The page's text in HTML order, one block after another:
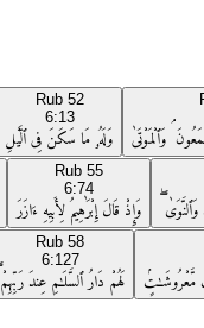
Rub 52
6:13
وَلَهُۥ مَا سَكَنَ فِى ٱلَّيْلِ وَٱلْمَوْتَىٰ
Rub 55
6:74
وَإِذْ قَالَ إِبْرَٰهِيمُ لِأَبِيهِ ءَازَرَ
Rub 58
6:127
لَهُمْ دَارُ ٱلسَّلَـٰمِ عِندَ رَبِّهِمْ ۖ مَّعْرُوشَـٰتٍۢ